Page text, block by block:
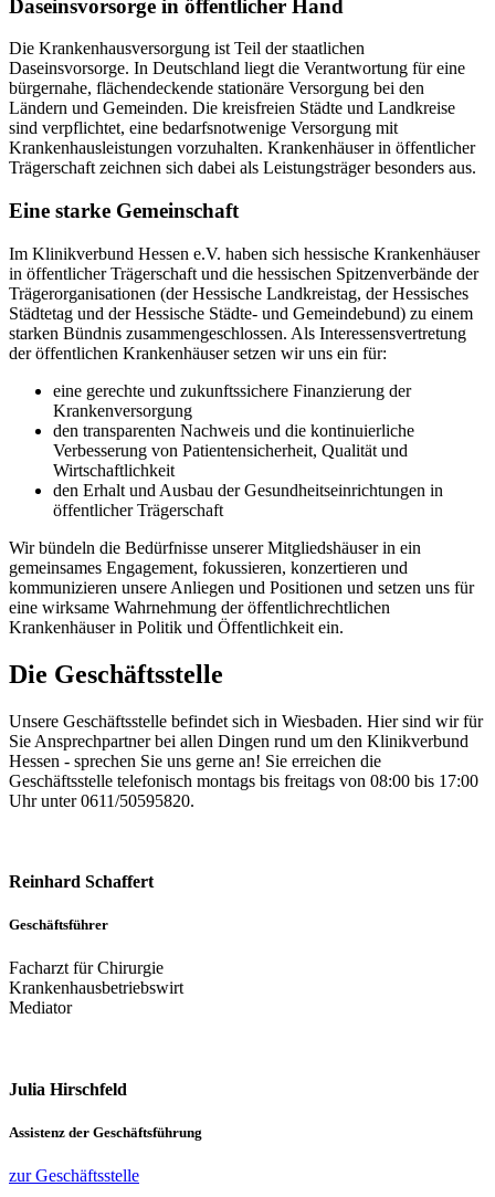
Daseinsvorsorge in öffentlicher Hand
Die Krankenhausversorgung ist Teil der staatlichen
Daseinsvorsorge. In Deutschland liegt die Verantwortung für eine
bürgernahe, flächendeckende stationäre Versorgung bei den
Ländern und Gemeinden. Die kreisfreien Städte und Landkreise
sind verpflichtet, eine bedarfsnotwenige Versorgung mit
Krankenhausleistungen vorzuhalten. Krankenhäuser in öffentlicher
Trägerschaft zeichnen sich dabei als Leistungsträger besonders aus.
Eine starke Gemeinschaft
Im Klinikverbund Hessen e.V. haben sich hessische Krankenhäuser
in öffentlicher Trägerschaft und die hessischen Spitzenverbände der
Trägerorganisationen (der Hessische Landkreistag, der Hessisches
Städtetag und der Hessische Städte- und Gemeindebund) zu einem
starken Bündnis zusammengeschlossen. Als Interessensvertretung
der öffentlichen Krankenhäuser setzen wir uns ein für:
eine gerechte und zukunftssichere Finanzierung der
Krankenversorgung
den transparenten Nachweis und die kontinuierliche
Verbesserung von Patientensicherheit, Qualität und
Wirtschaftlichkeit
den Erhalt und Ausbau der Gesundheitseinrichtungen in
öffentlicher Trägerschaft
Wir bündeln die Bedürfnisse unserer Mitgliedshäuser in ein
gemeinsames Engagement, fokussieren, konzertieren und
kommunizieren unsere Anliegen und Positionen und setzen uns für
eine wirksame Wahrnehmung der öffentlichrechtlichen
Krankenhäuser in Politik und Öffentlichkeit ein.
Die Geschäftsstelle
Unsere Geschäftsstelle befindet sich in Wiesbaden. Hier sind wir für
Sie Ansprechpartner bei allen Dingen rund um den Klinikverbund
Hessen - sprechen Sie uns gerne an! Sie erreichen die
Geschäftsstelle telefonisch montags bis freitags von 08:00 bis 17:00
Uhr unter 0611/50595820.
Reinhard Schaffert
Geschäftsführer
Facharzt für Chirurgie
Krankenhausbetriebswirt
Mediator
Julia Hirschfeld
Assistenz der Geschäftsführung
zur Geschäftsstelle